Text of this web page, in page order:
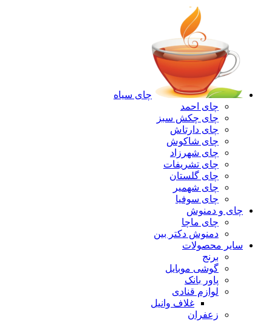
چای سیاه
چای احمد
چای چکش سبز
چای دارتاش
چای شاکوش
چای شهرزاد
چای تشریفات
چای گلستان
چای شهمیر
چای سوفیا
چای و دمنوش
چای ماچا
دمنوش دکتر بین
سایر محصولات
برنج
گوشی موبایل
پاور بانک
لوازم قنادی
غلاف وانیل
زعفران